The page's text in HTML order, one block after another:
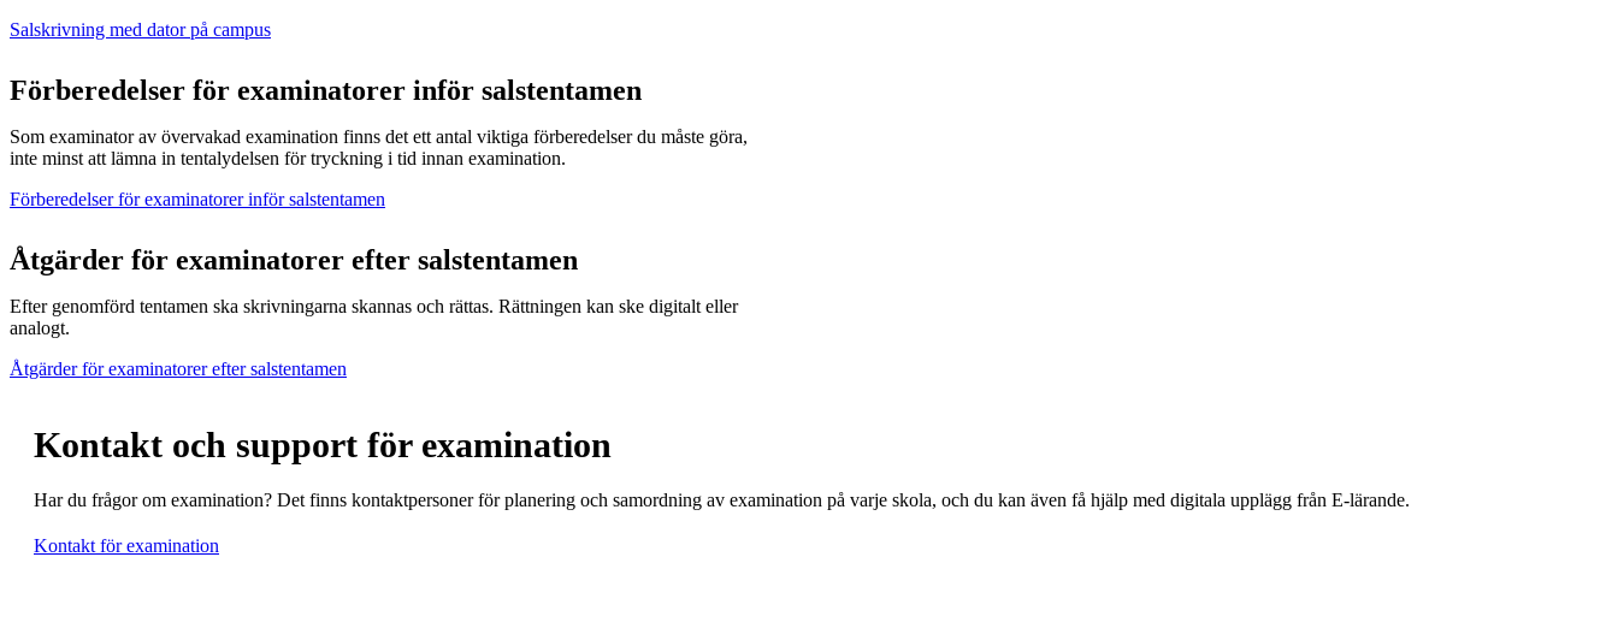
Salskrivning med dator på campus
Förberedelser för examinatorer inför salstentamen
Som examinator av övervakad examination finns det ett antal viktiga förberedelser du måste göra,
inte minst att lämna in tentalydelsen för tryckning i tid innan examination.
Förberedelser för examinatorer inför salstentamen
Åtgärder för examinatorer efter salstentamen
Efter genomförd tentamen ska skrivningarna skannas och rättas. Rättningen kan ske digitalt eller
analogt.
Åtgärder för examinatorer efter salstentamen
Kontakt och support för examination
Har du frågor om examination? Det finns kontaktpersoner för planering och samordning av examination på varje skola, och du kan även få hjälp med digitala upplägg från E-lärande.
Kontakt för examination